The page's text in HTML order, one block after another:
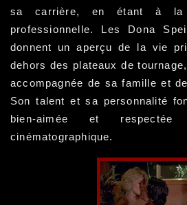
sa carrière, en étant à
professionnelle. Les Dona
donnent un aperçu de la vie
dehors des plateaux de
accompagnée de sa famille et
Son talent et sa personnalité
bien-aimée et respectée
cinématographique.